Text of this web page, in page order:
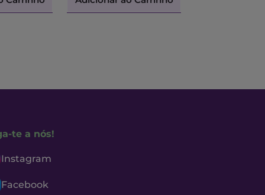
te a nós!
Instagram
Facebook